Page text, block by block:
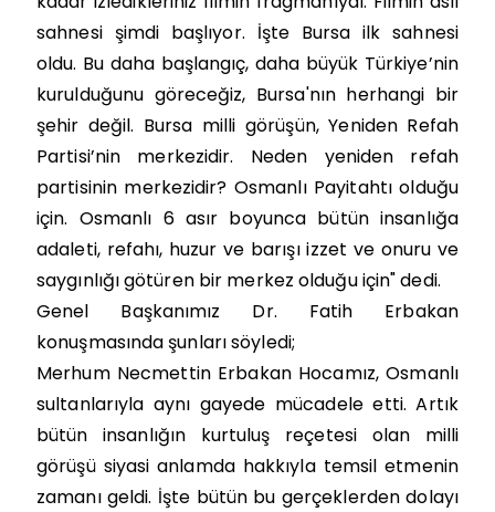
sahnesi şimdi başlıyor. İşte Bursa ilk sahnesi
oldu. Bu daha başlangıç, daha büyük Türkiye’nin
kurulduğunu göreceğiz, Bursa'nın herhangi bir
şehir değil. Bursa milli görüşün, Yeniden Refah
Partisi’nin merkezidir. Neden yeniden refah
partisinin merkezidir? Osmanlı Payitahtı olduğu
için. Osmanlı 6 asır boyunca bütün insanlığa
adaleti, refahı, huzur ve barışı izzet ve onuru ve
saygınlığı götüren bir merkez olduğu için" dedi.
Genel Başkanımız Dr. Fatih Erbakan
konuşmasında şunları söyledi;
Merhum Necmettin Erbakan Hocamız, Osmanlı
sultanlarıyla aynı gayede mücadele etti. Artık
bütün insanlığın kurtuluş reçetesi olan milli
görüşü siyasi anlamda hakkıyla temsil etmenin
zamanı geldi. İşte bütün bu gerçeklerden dolayı